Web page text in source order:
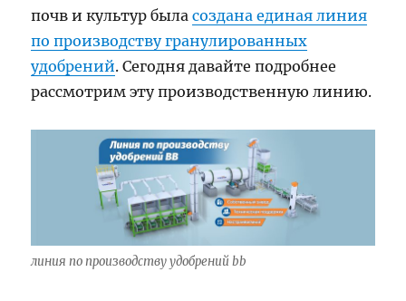
почв и культур быласоздана единая линия
по производству гранулированных
удобрений. Сегодня давайте подробнее
рассмотрим эту производственную линию.
линия по производству удобрений bb